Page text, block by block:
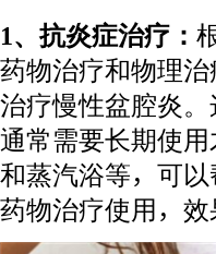
1、抗炎症治疗：
药物治疗和物理
治疗慢性盆腔炎
通常需要长期使
和蒸汽浴等，可
药物治疗使用，效